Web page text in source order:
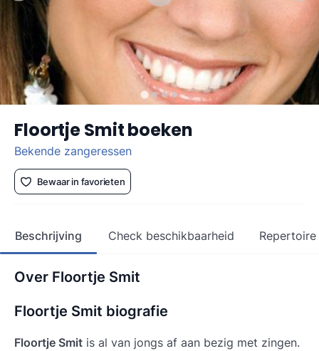
Floortje Smit boeken
Bekende zangeressen
Bewaar in favorieten
Beschrijving Check beschikbaarheid Repertoire
Over Floortje Smit
Floortje Smit biografie
Floortje Smit is al van jongs af aan bezig met zingen.